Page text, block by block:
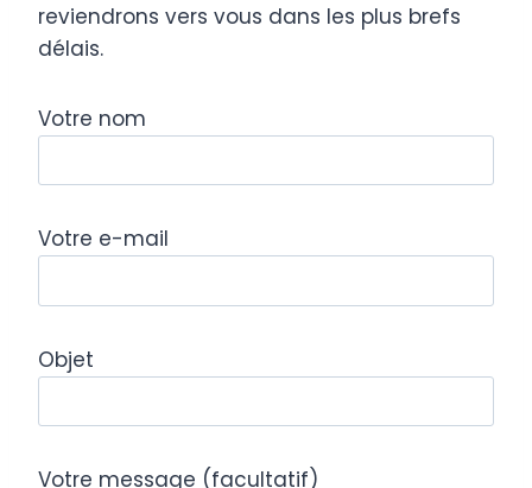
reviendrons vers vous dans les plus brefs
délais.
Votre nom
Votre e-mail
Objet
Votre message (facultatif)